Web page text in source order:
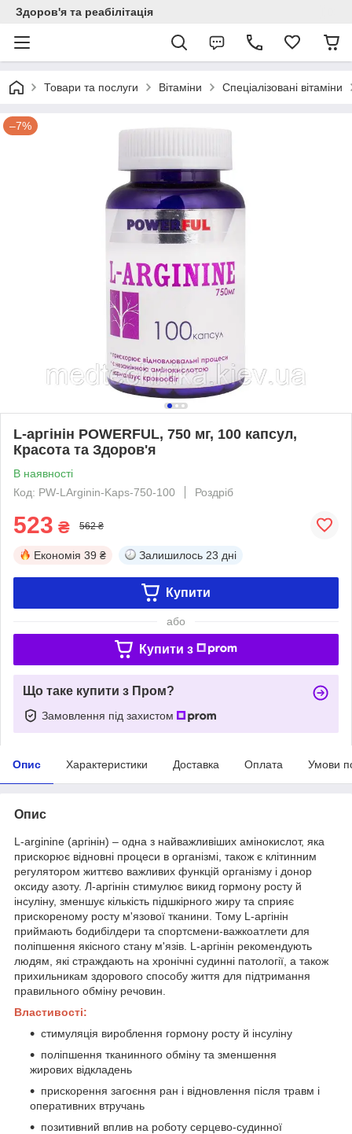
Здоров'я та реабілітація
Товари та послуги Вітаміни Спеціалізовані вітаміни
–7%
L-аргінін POWERFUL, 750 мг, 100 капсул,
Красота та Здоров'я
В наявності
Код: PW-LArginin-Kaps-750-100
Роздріб
523 ₴ 562 ₴
Економія 39 ₴ Залишилось 23 дні
Купити
або
Купити з
Що таке купити з Пром?
Замовлення під захистом
Опис Характеристики Доставка Оплата Умови
Опис
L-arginine (аргінін) – одна з найважливіших амінокислот, яка
прискорює відновні процеси в організмі, також є клітинним
регулятором життєво важливих функцій організму і донор
оксиду азоту. Л-аргінін стимулює викид гормону росту й
інсуліну, зменшує кількість підшкірного жиру та сприяє
прискореному росту м'язової тканини. Тому L-аргінін
приймають бодибілдери та спортсмени-важкоатлети для
поліпшення якісного стану м'язів. L-аргінін рекомендують
людям, які страждають на хронічні судинні патології, а також
прихильникам здорового способу життя для підтримання
правильного обміну речовин.
Властивості:
стимуляція вироблення гормону росту й інсуліну
поліпшення тканинного обміну та зменшення
жирових відкладень
прискорення загоєння ран і відновлення після травм і
оперативних втручань
позитивний вплив на роботу серцево-судинної